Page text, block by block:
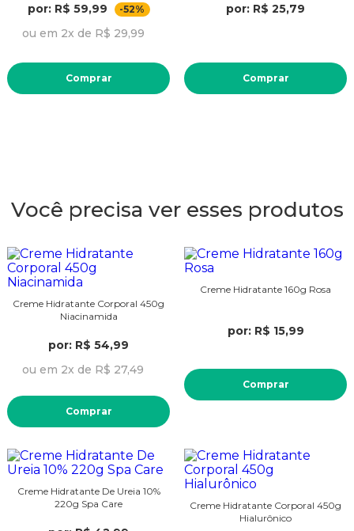
por: R$ 59,99
-52%
ou em 2x de R$ 29,99
Comprar
por: R$ 25,79
Comprar
Você precisa ver esses produtos
Creme Hidratante Corporal 450g
Niacinamida
por: R$ 54,99
ou em 2x de R$ 27,49
Comprar
Creme Hidratante 160g Rosa
por: R$ 15,99
Comprar
Creme Hidratante De Ureia 10%
220g Spa Care
Creme Hidratante Corporal 450g
Hialurônico